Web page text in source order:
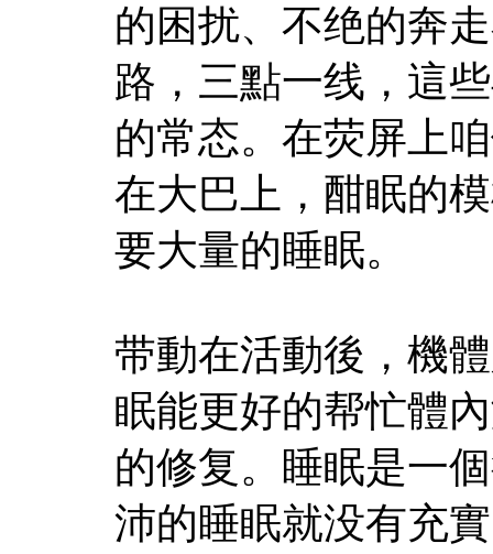
的困扰、不绝的奔
路，三點一线，這
的常态。在荧屏上
在大巴上，酣眠的
要大量的睡眠。
带動在活動後，機
眠能更好的帮忙體
的修复。睡眠是一
沛的睡眠就没有充